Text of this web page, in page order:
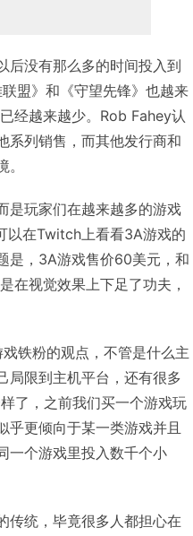
后没有那么多的时间投入到
盟》和《守望先锋》也越来
经越来越少。Rob Fahey认
系列销售，而其他发行商和
是玩家们在越来越多的游戏
以在Twitch上看看3A游戏的
是，3A游戏售价60美元，和
在视觉效果上下足了功夫，
铁粉的观点，不管是什么主
局限到主机平台，还有很多
了，之前我们买一个游戏玩
乎更倾向于某一类游戏并且
一个游戏里投入数千个小
传统，毕竟很多人都担心在